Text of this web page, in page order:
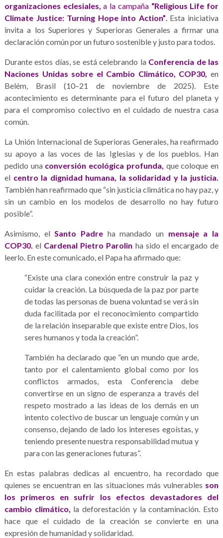
organizaciones eclesiales, a la campaña “Religious Life for
Climate Justice: Turning Hope into Action” Esta iniciativa
invita a los Superiores y Superioras Generales a firmar una
declaración común por un futuro sostenible y justo para todos.
Durante estos días, se está celebrando la Conferencia de las
Naciones Unidas sobre el Cambio Climático, COP30, en
Belém, Brasil (10–21 de noviembre de 2025). Este
acontecimiento es determinante para el futuro del planeta y
para el compromiso colectivo en el cuidado de nuestra casa
común.
La Unión Internacional de Superioras Generales, ha reafirmado
su apoyo a las voces de las Iglesias y de los pueblos. Han
pedido una conversión ecológica profunda, que coloque en
el centro la dignidad humana, la solidaridad y la justicia.
También han reafirmado que “sin justicia climática no hay paz, y
sin un cambio en los modelos de desarrollo no hay futuro
posible”.
Asimismo, el Santo Padre ha mandado un mensaje a la
COP30. el Cardenal Pietro Parolin ha sido el encargado de
leerlo. En este comunicado, el Papa ha afirmado que:
“Existe una clara conexión entre construir la paz y
cuidar la creación. La búsqueda de la paz por parte
de todas las personas de buena voluntad se verá sin
duda facilitada por el reconocimiento compartido
de la relación inseparable que existe entre Dios, los
seres humanos y toda la creación”.
También ha declarado que “en un mundo que arde,
tanto por el calentamiento global como por los
conflictos armados, esta Conferencia debe
convertirse en un signo de esperanza a través del
respeto mostrado a las ideas de los demás en un
intento colectivo de buscar un lenguaje común y un
consenso, dejando de lado los intereses egoístas, y
teniendo presente nuestra responsabilidad mutua y
para con las generaciones futuras”.
En estas palabras dedicas al encuentro, ha recordado que
quienes se encuentran en las situaciones más vulnerables son
los primeros en sufrir los efectos devastadores del
cambio climático, la deforestación y la contaminación. Esto
hace que el cuidado de la creación se convierte en una
expresión de humanidad y solidaridad.